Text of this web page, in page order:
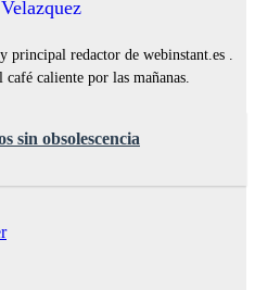
principal redactor de webinstant.es .
caliente por las mañanas.
sin obsolescencia